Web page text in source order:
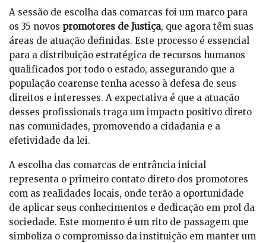
A sessão de escolha das comarcas foi um marco para
os 35 novos promotores de Justiça, que agora têm suas
áreas de atuação definidas. Este processo é essencial
para a distribuição estratégica de recursos humanos
qualificados por todo o estado, assegurando que a
população cearense tenha acesso à defesa de seus
direitos e interesses. A expectativa é que a atuação
desses profissionais traga um impacto positivo direto
nas comunidades, promovendo a cidadania e a
efetividade da lei.
A escolha das comarcas de entrância inicial
representa o primeiro contato direto dos promotores
com as realidades locais, onde terão a oportunidade
de aplicar seus conhecimentos e dedicação em prol da
sociedade. Este momento é um rito de passagem que
simboliza o compromisso da instituição em manter um